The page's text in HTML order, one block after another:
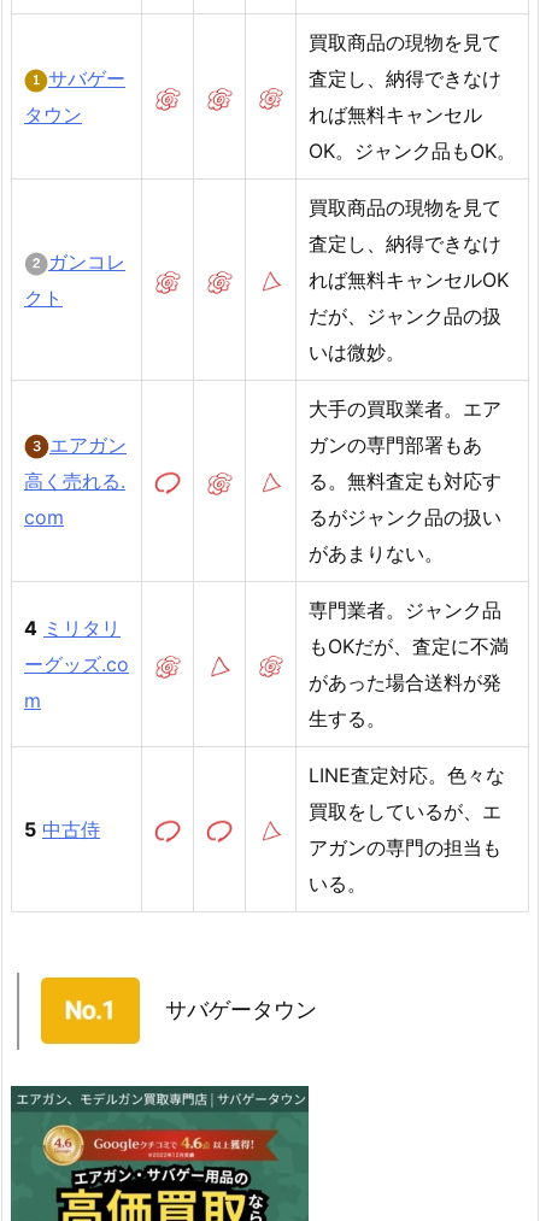
サバゲー
タウン
買取商品の現物を見て
査定し、納得できなけ
れば無料キャンセル
OK。ジャンク品もOK。
ガンコレ
クト
買取商品の現物を見て
査定し、納得できなけ
れば無料キャンセルOK
だが、ジャンク品の扱
いは微妙。
エアガン
高く売れる.
com
大手の買取業者。エア
ガンの専門部署もあ
る。無料査定も対応す
るがジャンク品の扱い
があまりない。
4 ミリタリ
ーグッズ.co
m
専門業者。ジャンク品
もOKだが、査定に不満
があった場合送料が発
生する。
5 中古侍
LINE査定対応。色々な
買取をしているが、エ
アガンの専門の担当も
いる。
サバゲータウン